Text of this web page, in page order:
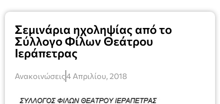
Σεμινάρια ηχοληψίας από το
Σύλλογο Φίλων Θεάτρου
Ιεράπετρας
Ανακοινώσεις4 Απριλίου, 2018